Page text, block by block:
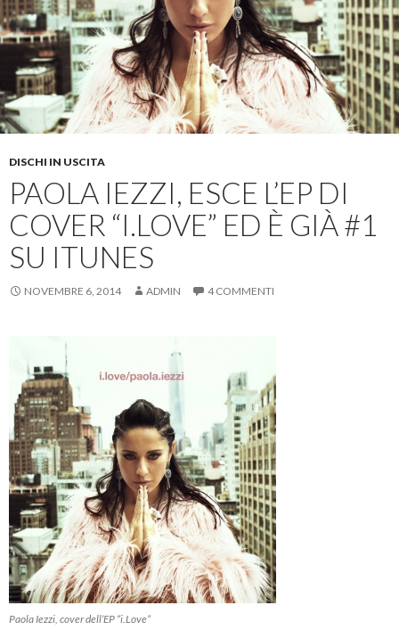
DISCHI IN USCITA
PAOLA IEZZI, ESCE L’EP DI
COVER “I.LOVE” ED È GIÀ #1
SU ITUNES
NOVEMBRE 6, 2014 ADMIN 4 COMMENTI
Paola Iezzi, cover dell’EP “i.Love”